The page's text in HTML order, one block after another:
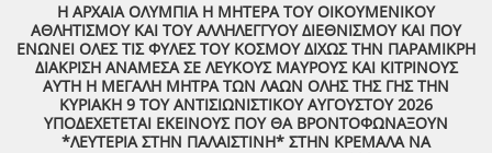
Η ΑΡΧΑΙΑ ΟΛΥΜΠΙΑ Η ΜΗΤΕΡΑ ΤΟΥ ΟΙΚΟΥΜΕΝΙΚΟΥ
ΑΘΛΗΤΙΣΜΟΥ ΚΑΙ ΤΟΥ ΑΛΛΗΛΕΓΓΥΟΥ ΔΙΕΘΝΙΣΜΟΥ ΚΑΙ ΠΟΥ
ΕΝΩΝΕΙ ΟΛΕΣ ΤΙΣ ΦΥΛΕΣ ΤΟΥ ΚΟΣΜΟΥ ΔΙΧΩΣ ΤΗΝ ΠΑΡΑΜΙΚΡΗ
ΔΙΑΚΡΙΣΗ ΑΝΑΜΕΣΑ ΣΕ ΛΕΥΚΟΥΣ ΜΑΥΡΟΥΣ ΚΑΙ ΚΙΤΡΙΝΟΥΣ
ΑΥΤΗ Η ΜΕΓΑΛΗ ΜΗΤΡΑ ΤΩΝ ΛΑΩΝ ΟΛΗΣ ΤΗΣ ΓΗΣ ΤΗΝ
ΚΥΡΙΑΚΗ 9 ΤΟΥ ΑΝΤΙΣΙΩΝΙΣΤΙΚΟΥ ΑΥΓΟΥΣΤΟΥ 2026
ΥΠΟΔΕΧΕΤΕΤΑΙ ΕΚΕΙΝΟΥΣ ΠΟΥ ΘΑ ΒΡΟΝΤΟΦΩΝΑΞΟΥΝ
*ΛΕΥΤΕΡΙΑ ΣΤΗΝ ΠΑΛΑΙΣΤΙΝΗ* ΣΤΗΝ ΚΡΕΜΑΛΑ ΝΑ